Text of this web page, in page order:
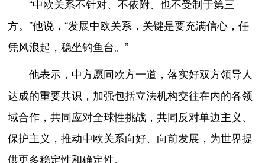
“中欧关系不针对、不依附、也不受制于第三
方。”他说，“发展中欧关系，关键是要充满信心，任
凭风浪起，稳坐钓鱼台。”
他表示，中方愿同欧方一道，落实好双方领导人
达成的重要共识，加强包括立法机构交往在内的各领
域合作，共同应对全球性挑战，共同反对单边主义、
保护主义，推动中欧关系向好、向前发展，为世界提
供更多稳定性和确定性。